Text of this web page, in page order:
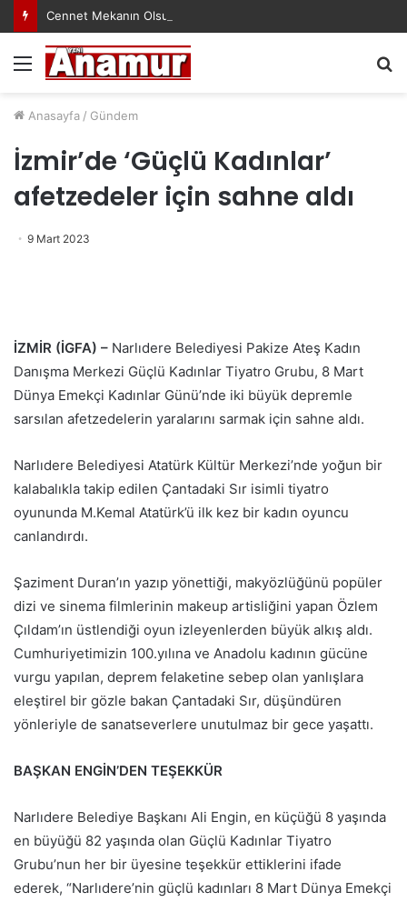
Cennet Mekanın Olsun Duygu Öksüz Canova
Menü
Anasayfa / Gündem
İzmir’de ‘Güçlü Kadınlar’
afetzedeler için sahne aldı
9 Mart 2023
İZMİR (İGFA) – Narlıdere Belediyesi Pakize Ateş Kadın
Danışma Merkezi Güçlü Kadınlar Tiyatro Grubu, 8 Mart
Dünya Emekçi Kadınlar Günü’nde iki büyük depremle
sarsılan afetzedelerin yaralarını sarmak için sahne aldı.
Narlıdere Belediyesi Atatürk Kültür Merkezi’nde yoğun bir
kalabalıkla takip edilen Çantadaki Sır isimli tiyatro
oyununda M.Kemal Atatürk’ü ilk kez bir kadın oyuncu
canlandırdı.
Şaziment Duran’ın yazıp yönettiği, makyözlüğünü popüler
dizi ve sinema filmlerinin makeup artisliğini yapan Özlem
Çıldam’ın üstlendiği oyun izleyenlerden büyük alkış aldı.
Cumhuriyetimizin 100.yılına ve Anadolu kadının gücüne
vurgu yapılan, deprem felaketine sebep olan yanlışlara
eleştirel bir gözle bakan Çantadaki Sır, düşündüren
yönleriyle de sanatseverlere unutulmaz bir gece yaşattı.
BAŞKAN ENGİN’DEN TEŞEKKÜR
Narlıdere Belediye Başkanı Ali Engin, en küçüğü 8 yaşında
en büyüğü 82 yaşında olan Güçlü Kadınlar Tiyatro
Grubu’nun her bir üyesine teşekkür ettiklerini ifade
ederek, “Narlıdere’nin güçlü kadınları 8 Mart Dünya Emekçi